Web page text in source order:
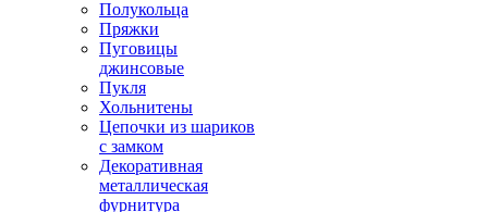
Полукольца
Пряжки
Пуговицы
джинсовые
Пукля
Хольнитены
Цепочки из шариков
с замком
Декоративная
металлическая
фурнитура